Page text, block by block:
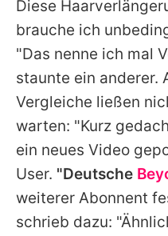
Diese
brauche ich
"Das nenne ich mal
staunte ein anderer.
Vergleiche ließen
warten: "Kurz
ein neues Video
User. "Deutsche
weiterer Abonnent
schrieb dazu: